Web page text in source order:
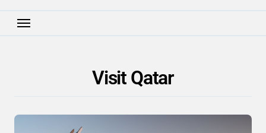
Visit Qatar